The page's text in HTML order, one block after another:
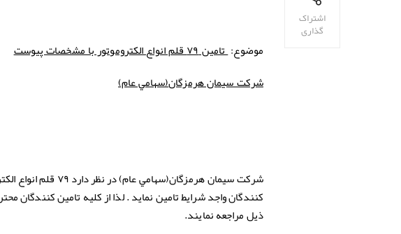
اشتراک
گذاری
موضوع: تامین ۷۹ قلم انواع الکتروموتور با مشخصات پیوست
شركت سيمان هرمزگان(سهامي عام)
شركت سيمان هرمزگان
(سهامي عام) در
کنندگان واجد شرایط تامین نماید . لذا از كليه تامین کنندگان
ذيل مراجعه نمايند.